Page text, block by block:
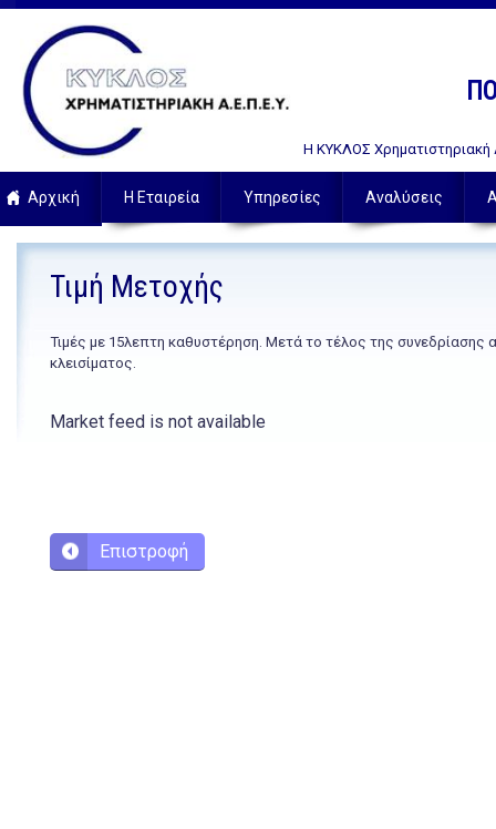
Η ΚΥΚΛΟΣ Χρηματιστηριακή
Αρχική Η Εταιρεία Υπηρεσίες Αναλύσεις
Τιμή Μετοχής
Τιμές με 15λεπτη καθυστέρηση. Μετά το τέλος της συνεδρίασης
κλεισίματος.
Market feed is not available
Επιστροφή